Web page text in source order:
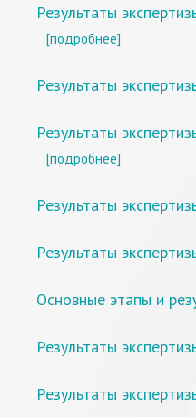
Результаты
[подробнее]
Результаты
Результаты
[подробнее]
Результаты
Результаты
Основные этапы и
Результаты
Результаты